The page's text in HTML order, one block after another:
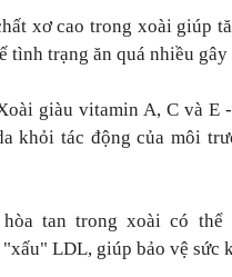
xơ cao trong xoài giúp
tình trạng ăn quá nhiều gây
giàu vitamin A, C và E
khỏi tác động của môi
tan trong xoài có thể
LDL, giúp bảo vệ sức